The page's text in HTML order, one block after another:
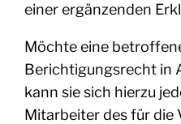
einer ergänzenden
Möchte eine
Berichtigungsrecht in
kann sie sich hierzu
Mitarbeiter des für die